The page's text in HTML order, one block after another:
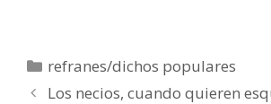
Categorías
refranes/dichos populares
Los necios, cuando quieren